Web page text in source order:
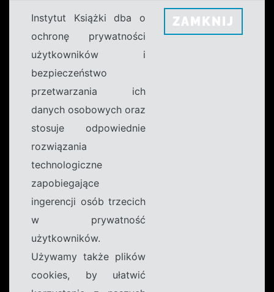
Instytut Książki dba o
ochronę prywatności
użytkowników i
bezpieczeństwo
przetwarzania ich
danych osobowych oraz
stosuje odpowiednie
rozwiązania
technologiczne
zapobiegające
ingerencji osób trzecich
w prywatność
użytkowników.
Używamy także plików
cookies, by ułatwić
ZAMKNIJ